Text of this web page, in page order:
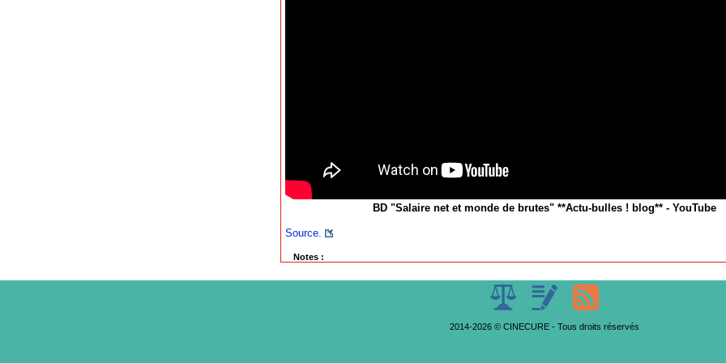
BD "Salaire net et monde de brutes" **Actu-bulles ! blog** - YouTube
Source.
Notes :
2014-2026 © CINECURE - Tous droits réservés